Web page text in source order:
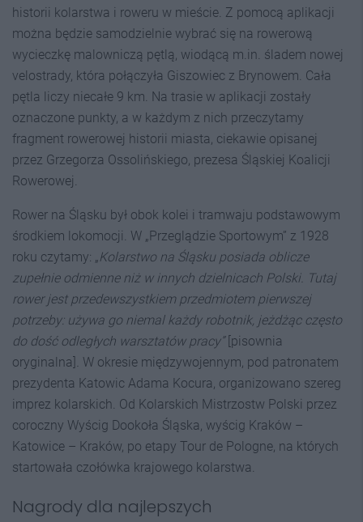
historii kolarstwa i roweru w mieście. Z pomocą aplikacji
można będzie samodzielnie wybrać się na rowerową
wycieczkę malowniczą pętlą, wiodącą m.in. śladem nowej
velostrady, która połączyła Giszowiec z Brynowem. Cała
pętla liczy niecałe 9 km. Na trasie w aplikacji zostały
oznaczone punkty, a w każdym z nich przeczytamy
fragment rowerowej historii miasta, ciekawie opisanej
przez Grzegorza Ossolińskiego, prezesa Śląskiej Koalicji
Rowerowej.
Rower na Śląsku był obok kolei i tramwaju podstawowym
środkiem lokomocji. W „Przeglądzie Sportowym” z 1928
roku czytamy: „Kolarstwo na Śląsku posiada oblicze
zupełnie odmienne niż w innych dzielnicach Polski. Tutaj
rower jest przedewszystkiem przedmiotem pierwszej
potrzeby: używa go niemal każdy robotnik, jeżdżąc często
do dość odległych warsztatów pracy” [pisownia
oryginalna] W okresie międzywojennym, pod patronatem
prezydenta Katowic Adama Kocura, organizowano szereg
imprez kolarskich. Od Kolarskich Mistrzostw Polski przez
coroczny Wyścig Dookoła Śląska, wyścig Kraków –
Katowice – Kraków, po etapy Tour de Pologne, na których
startowała czołówka krajowego kolarstwa.
Nagrody dla najlepszych